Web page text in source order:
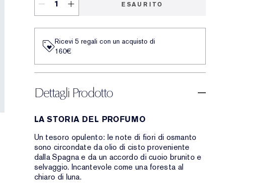
ESAURITO
Ricevi 5 regali con un acquisto di
160€
Dettagli Prodotto
LA STORIA DEL PROFUMO
Un tesoro opulento: le note di fiori di osmanto
sono circondate da olio di cisto proveniente
dalla Spagna e da un accordo di cuoio brunito e
selvaggio. Incantevole come una foresta al
chiaro di luna.